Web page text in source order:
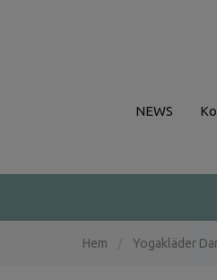
NEWS
Hem Yogakläder